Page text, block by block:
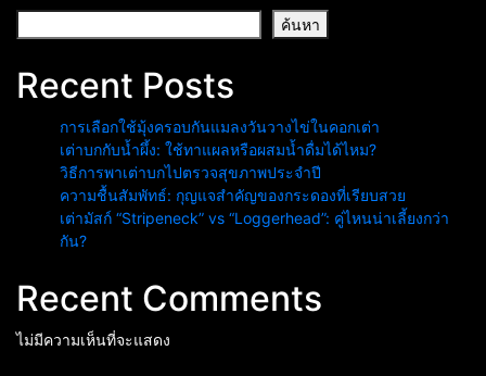
ค้นหา
Recent Posts
การเลือกใช้มุ้งครอบกันแมลงวันวางไข่ในคอกเต่า
เต่าบกกับน้ำผึ้ง: ใช้ทาแผลหรือผสมน้ำดื่มได้ไหม?
วิธีการพาเต่าบกไปตรวจสุขภาพประจำปี
ความชื้นสัมพัทธ์: กุญแจสำคัญของกระดองที่เรียบสวย
เต่ามัสก์ “Stripeneck” vs “Loggerhead”: คู่ไหนน่าเลี้ยงกว่า
กัน?
Recent Comments
ไม่มีความเห็นที่จะแสดง